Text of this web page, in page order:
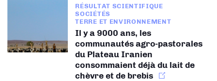
RÉSULTAT SCIENTIFIQUE
SOCIÉTÉS
TERRE ET ENVIRONNEMENT
Il y a 9000 ans, les
communautés agro-pastorales
du Plateau Iranien
consommaient déjà du lait de
chèvre et de brebis